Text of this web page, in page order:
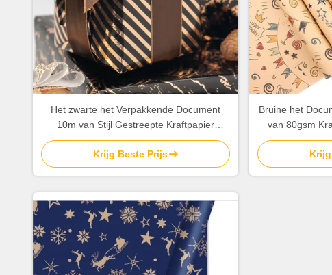
Het zwarte het Verpakkende Document
10m van Stijl Gestreepte Kraftpapier
Verpakkende Document OEM van
Broodjeskerstmis
Krijg Beste Prijs
Bruine het
van 80gsm
50X70cm